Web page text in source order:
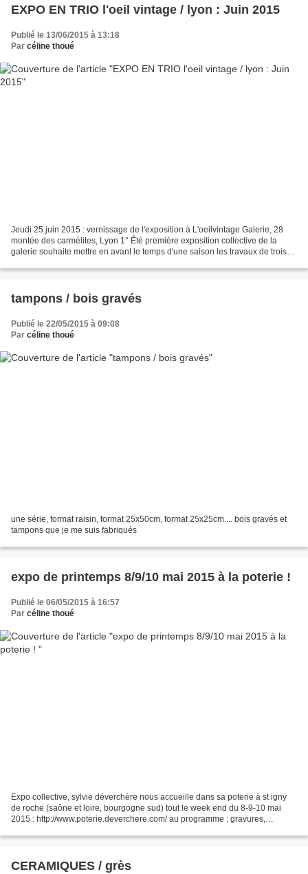
EXPO EN TRIO l'oeil vintage / lyon : Juin 2015
Publié le 13/06/2015 à 13:18
Par céline thoué
Jeudi 25 juin 2015 : vernissage de l'exposition à L'oeilvintage Galerie, 28
montée des carmélites, Lyon 1° Été première exposition collective de la
galerie souhaite mettre en avant le temps d'une saison les travaux de trois
tampons / bois gravés
Publié le 22/05/2015 à 09:08
Par céline thoué
une série, format raisin, format 25x50cm, format 25x25cm.... bois gravés et
tampons que je me suis fabriqués
expo de printemps 8/9/10 mai 2015 à la poterie !
Publié le 06/05/2015 à 16:57
Par céline thoué
Expo collective, sylvie déverchère nous accueille dans sa poterie à st igny
de roche (saône et loire, bourgogne sud) tout le week end du 8-9-10 mai
2015 : http://www.poterie.deverchere.com/ au programme : gravures,
CERAMIQUES / grès